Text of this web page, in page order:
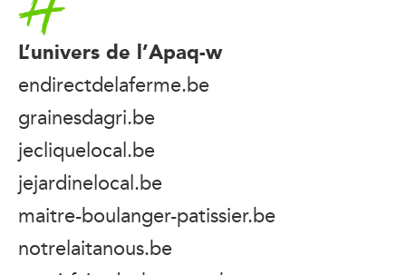
L’univers de l’Apaq-w
endirectdelaferme.be
grainesdagri.be
jecliquelocal.be
jejardinelocal.be
maitre-boulanger-patissier.be
notrelaitanous.be